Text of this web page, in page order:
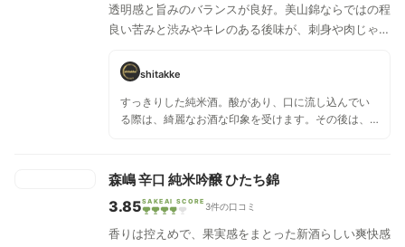
化しますね。面白いものです。
透明感と旨みのバランスが良好。美山錦ならではの程
良い苦みと渋みやキレのある後味が、刺身や肉じゃが
る。生ハムやチーズといったおつまみとも。
shitakke
すっきりした純米酒。酸があり、口に流し込んでい
る際は、綺麗なお酒な印象を受けます。その後は、
いないと思いました。辛口というわけではなく、キ
レるというほどでもないですが、余韻が終わるのが
早め。 純米吟醸だと勘違いして飲んだのですが、ラ
そこまで好みではないけど、吟醸以上の磨きだと味
森嶋 辛口 純米吟醸 ひたち錦
3.85SAKEAI SCORE 3件の口コミ
香りは控えめで、果実感をまとった新酒らしい爽快感